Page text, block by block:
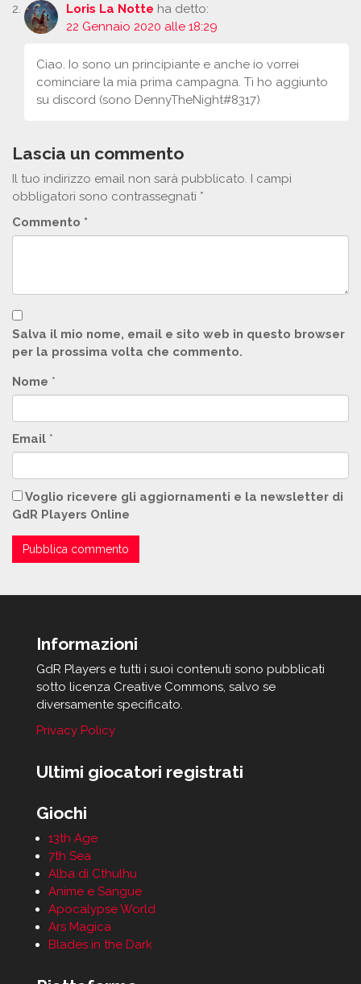
Loris La Notte ha detto:
22 Gennaio 2020 alle 18:29
Ciao. Io sono un principiante e anche io vorrei
cominciare la mia prima campagna. Ti ho aggiunto
su discord (sono DennyTheNight#8317)
Lascia un commento
Il tuo indirizzo email non sarà pubblicato. I campi
obbligatori sono contrassegnati *
Commento *
Salva il mio nome, email e sito web in questo browser
per la prossima volta che commento.
Nome *
Email *
Voglio ricevere gli aggiornamenti e la newsletter di
GdR Players Online
Informazioni
GdR Players e tutti i suoi contenuti sono pubblicati
sotto licenza Creative Commons, salvo se
diversamente specificato.
Privacy Policy
Ultimi giocatori registrati
Giochi
13th Age
7th Sea
Alba di Cthulhu
Anime e Sangue
Apocalypse World
Ars Magica
Blades in the Dark